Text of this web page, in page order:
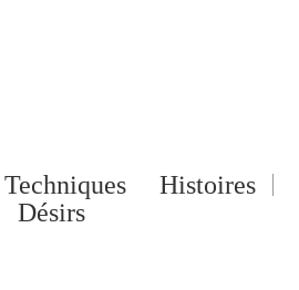
Techniques
Histoires
Désirs